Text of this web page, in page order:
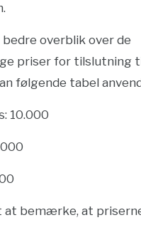
overblik over de
priser for tilslutning
følgende tabel
10.000
at bemærke, at